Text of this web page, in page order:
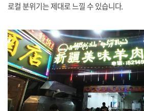
로컬 분위기는 제대로 느낄 수 있습니다.